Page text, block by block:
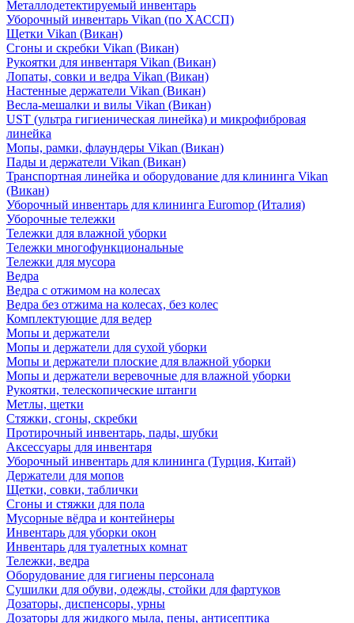
Металлодетектируемый инвентарь
Уборочный инвентарь Vikan (по ХАССП)
Щетки Vikan (Викан)
Сгоны и скребки Vikan (Викан)
Рукоятки для инвентаря Vikan (Викан)
Лопаты, совки и ведра Vikan (Викан)
Настенные держатели Vikan (Викан)
Весла-мешалки и вилы Vikan (Викан)
UST (ультра гигиеническая линейка) и микрофибровая
линейка
Мопы, рамки, флаундеры Vikan (Викан)
Пады и держатели Vikan (Викан)
Транспортная линейка и оборудование для клининга Vikan
(Викан)
Уборочный инвентарь для клининга Euromop (Италия)
Уборочные тележки
Тележки для влажной уборки
Тележки многофункциональные
Тележки для мусора
Ведра
Ведра с отжимом на колесах
Ведра без отжима на колесах, без колес
Комплектующие для ведер
Мопы и держатели
Мопы и держатели для сухой уборки
Мопы и держатели плоские для влажной уборки
Мопы и держатели веревочные для влажной уборки
Рукоятки, телескопические штанги
Метлы, щетки
Стяжки, сгоны, скребки
Протирочный инвентарь, пады, шубки
Аксессуары для инвентаря
Уборочный инвентарь для клининга (Турция, Китай)
Держатели для мопов
Щетки, совки, таблички
Сгоны и стяжки для пола
Мусорные вёдра и контейнеры
Инвентарь для уборки окон
Инвентарь для туалетных комнат
Тележки, ведра
Оборудование для гигиены персонала
Сушилки для обуви, одежды, стойки для фартуков
Дозаторы, диспенсоры, урны
Дозаторы для жидкого мыла, пены, антисептика